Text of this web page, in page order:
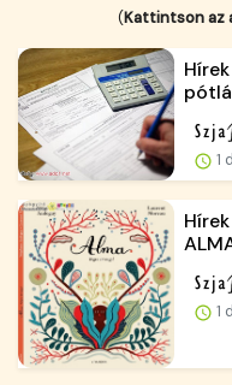
(Kattintson az
1
1